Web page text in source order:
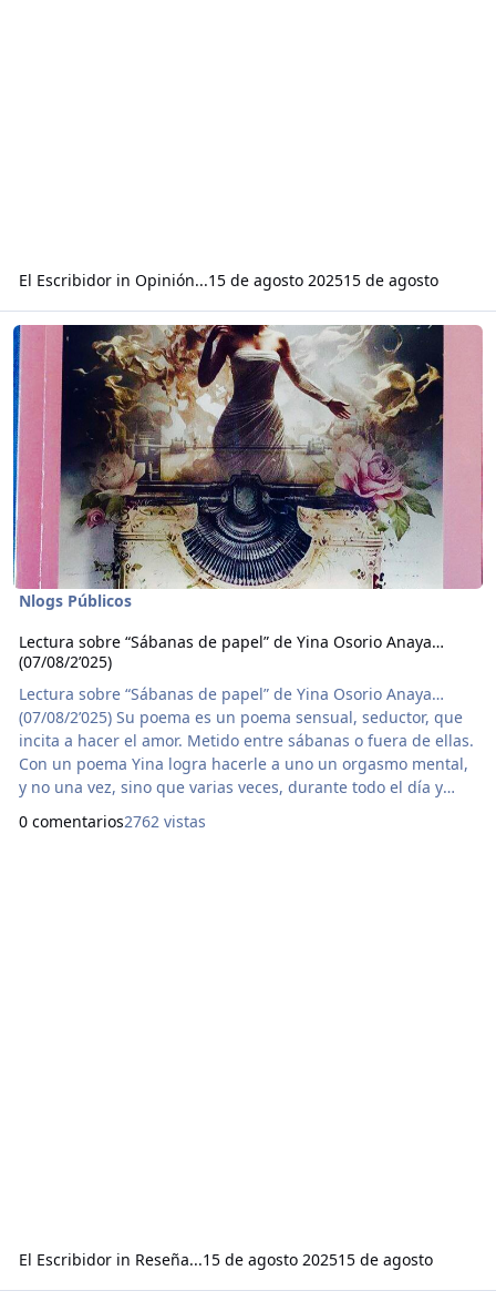
El Escribidorin Opinión...15 de agosto 202515 de agosto
Read more about Lectura sobre “Sábanas de papel” de Yina
Nlogs Públicos
Lectura sobre “Sábanas de papel” de Yina Osorio Anaya…
(07/08/2’025)
Lectura sobre “Sábanas de papel” de Yina Osorio Anaya…
(07/08/2’025) Su poema es un poema sensual, seductor, que
incita a hacer el amor. Metido entre sábanas o fuera de ellas.
Con un poema Yina logra hacerle a uno un orgasmo mental,
y no una vez, sino que varias veces, durante todo el día y
toda la noche, por eso vale la pena releerlo para volver a
sentir esa sensación cerebral una y otra vez, le hace a uno
0 comentarios2762 vistas
El Escribidorin Reseña...15 de agosto 202515 de agosto